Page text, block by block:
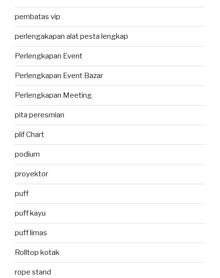
pembatas vip
perlengakapan alat pesta lengkap
Perlengkapan Event
Perlengkapan Event Bazar
Perlengkapan Meeting
pita peresmian
plif Chart
podium
proyektor
puff
puff kayu
puff limas
Rolltop kotak
rope stand